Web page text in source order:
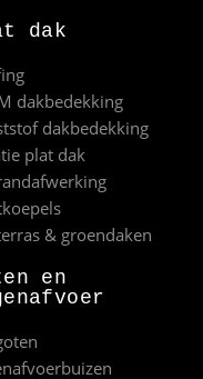
dak
dakbedekking
dakbedekking
plat dak
& groendaken
en